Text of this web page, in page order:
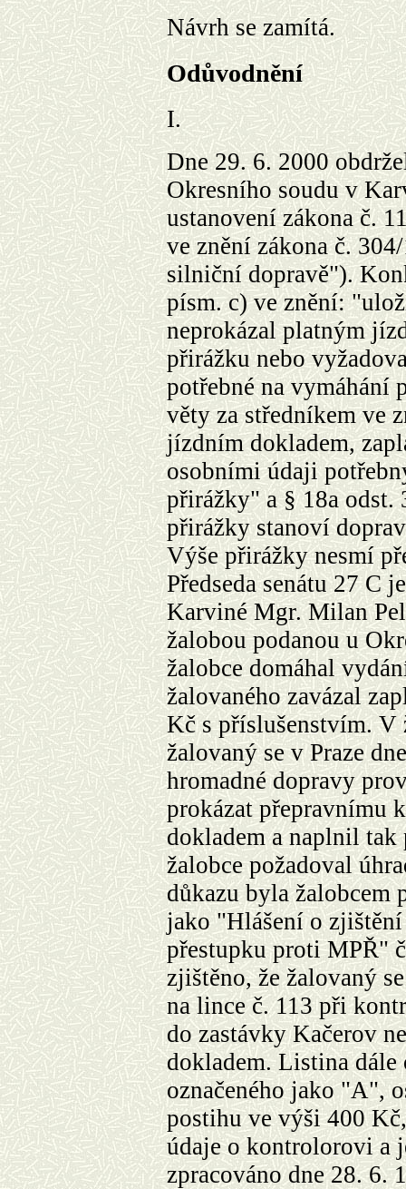
Návrh se zamítá.
Odůvodnění
I.
Dne 29. 6. 2000
Okresního soudu v
ustanovení zákona č.
ve znění zákona č.
silniční dopravě").
písm. c) ve znění:
neprokázal platným
přirážku nebo
potřebné na vymáhání
věty za středníkem ve
jízdním dokladem,
osobními údaji
přirážky" a § 18a odst.
přirážky stanoví
Výše přirážky nesmí
Předseda senátu27 C
Karviné Mgr. Milan
žalobou podanou u
žalobce domáhal
žalovaného zavázal
Kč s příslušenstvím. V
žalovaný se v Praze
hromadné dopravy
prokázat přepravnímu
dokladem a naplnil
žalobce požadoval
důkazu byla žalobcem
jako "Hlášení o
přestupku proti MPŘ"
zjištěno, že žalovaný
na lince č. 113 při
do zastávky Kačerov
dokladem. Listina dále
označeného jako "A",
postihu ve výši 400
údaje o kontrolorovi a
zpracováno dne 28. 6.